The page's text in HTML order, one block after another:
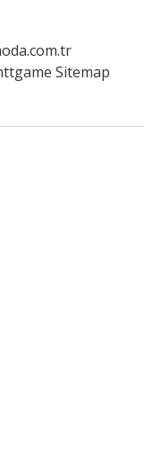
Sitemap